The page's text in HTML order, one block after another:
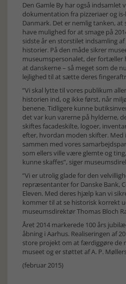
Den Gamle By har også indsamlet
dokumentation fra pizzeriaer og
Danmark. Det er nemlig tanken,
have mulighed for at smage på
sidste år en storstilet indsamling
historier. På den måde sikrer
museumspersonalet, der fortæller
at danskerne – så meget som de
lejlighed til at sætte deres
”Vi skal lytte til vores publikum
historien ind, og ikke først, når
benene. Tidligere kunne
det var kun varerne på hylderne,
skiftes facadeskilte, logoer,
efter, hvordan moden skifter. Med
sammen med vores
som ellers ville være glemte og
kunne skaffes”, siger
”Vi er utrolig glade for den
repræsentanter for Danske Bank,
Eleven. Med deres hjælp kan vi
kommer til at se historisk korrekt
museumsdirektør Thomas Bloch
Året 2014 markerede 100 års
åbning i Aarhus. Realiseringen af
store projekt om at færdiggøre de
museet og er støttet af A. P.
(februar 2015)